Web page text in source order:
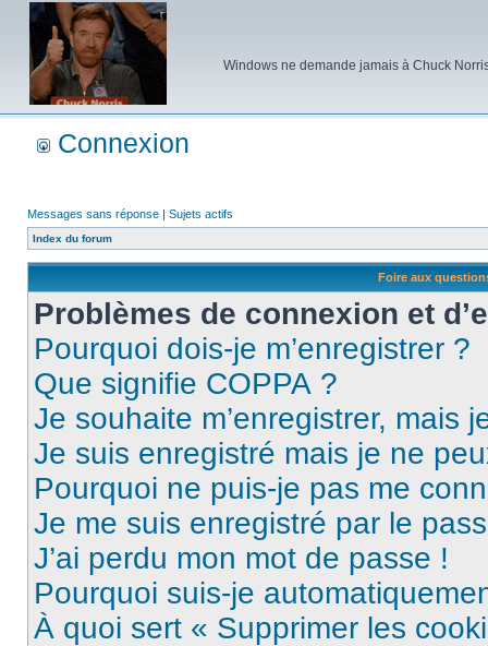
Windows ne demande jamais à Chuck
Connexion
Messages sans réponse | Sujets actifs
Index du forum
Foire aux
Problèmes de connexion et
Pourquoi dois-je m’enregistrer ?
Que signifie COPPA ?
Je souhaite m’enregistrer, mais
Je suis enregistré mais je ne
Pourquoi ne puis-je pas me
Je me suis enregistré par le
J’ai perdu mon mot de passe !
Pourquoi suis-je
À quoi sert « Supprimer les